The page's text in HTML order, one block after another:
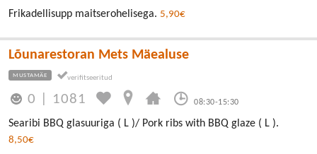
Frikadellisupp maitserohelisega. 5,90€
Lõunarestoran Mets Mäealuse
MUSTAMÄE
0 1081 08:30-15:30
Searibi BBQ glasuuriga ( L )/ Pork ribs with BBQ glaze ( L ).
8,50€